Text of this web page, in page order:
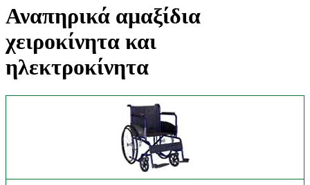
Αναπηρικά αμαξίδια
χειροκίνητα και
ηλεκτροκίνητα